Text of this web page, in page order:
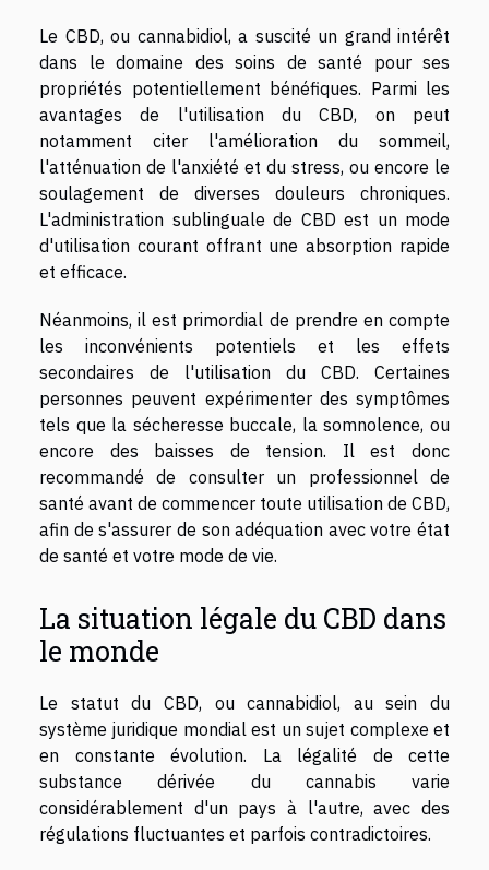
Le CBD, ou cannabidiol, a suscité un grand intérêt
dans le domaine des soins de santé pour ses
propriétés potentiellement bénéfiques. Parmi les
avantages de l'utilisation du CBD, on peut
notamment citer l'amélioration du sommeil,
l'atténuation de l'anxiété et du stress, ou encore le
soulagement de diverses douleurs chroniques.
L'administration sublinguale de CBD est un mode
d'utilisation courant offrant une absorption rapide
et efficace.
Néanmoins, il est primordial de prendre en compte
les inconvénients potentiels et les effets
secondaires de l'utilisation du CBD. Certaines
personnes peuvent expérimenter des symptômes
tels que la sécheresse buccale, la somnolence, ou
encore des baisses de tension. Il est donc
recommandé de consulter un professionnel de
santé avant de commencer toute utilisation de CBD,
afin de s'assurer de son adéquation avec votre état
de santé et votre mode de vie.
La situation légale du CBD dans
le monde
Le statut du CBD, ou cannabidiol, au sein du
système juridique mondial est un sujet complexe et
en constante évolution. La légalité de cette
substance dérivée du cannabis varie
considérablement d'un pays à l'autre, avec des
régulations fluctuantes et parfois contradictoires.